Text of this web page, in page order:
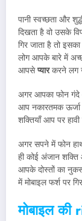
पानी स्वच्छता और
दिखता है वो उसके
गिर जाता है तो
लोग आपके बारे में
आपसेप्यारकरने लग
अगर आपका फोन गंदे
आप नकारतमक
शक्तियाँ आप पर हावी
अगर सपने में फोन
ही कोई अंजान
आपके दोस्तों का
में मोबाइल फर्श पर
मोबाइल